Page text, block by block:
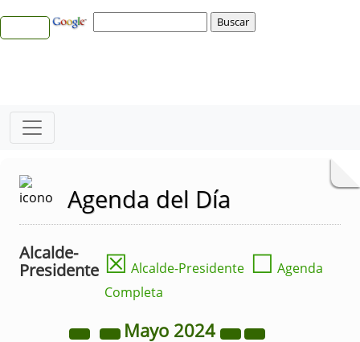
Agenda del Día
Alcalde-
Presidente ☒ Alcalde-Presidente ☐ Agenda
Completa
Mayo 2024